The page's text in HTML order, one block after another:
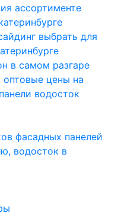
ассортименте
выбрать для
в самом разгаре
цены на
водосток
фасадных панелей
водосток в